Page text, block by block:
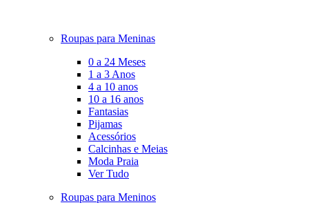
Roupas para Meninas
0 a 24 Meses
1 a 3 Anos
4 a 10 anos
10 a 16 anos
Fantasias
Pijamas
Acessórios
Calcinhas e Meias
Moda Praia
Ver Tudo
Roupas para Meninos